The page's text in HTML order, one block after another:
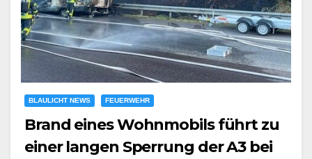
BLAULICHT NEWS FEUERWEHR
Brand eines Wohnmobils führt zu
einer langen Sperrung der A3 bei